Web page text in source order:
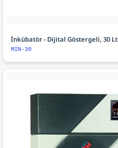
İnkübatör - Dijital Göstergeli, 30 Lt
MIN-30